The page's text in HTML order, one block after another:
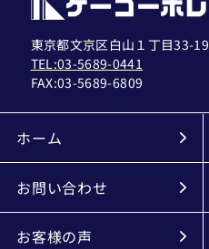
東京都文京区白山１丁目33-19
TEL:03-5689-0441
FAX:03-5689-6809
ホーム
お問い合わせ
お客様の声